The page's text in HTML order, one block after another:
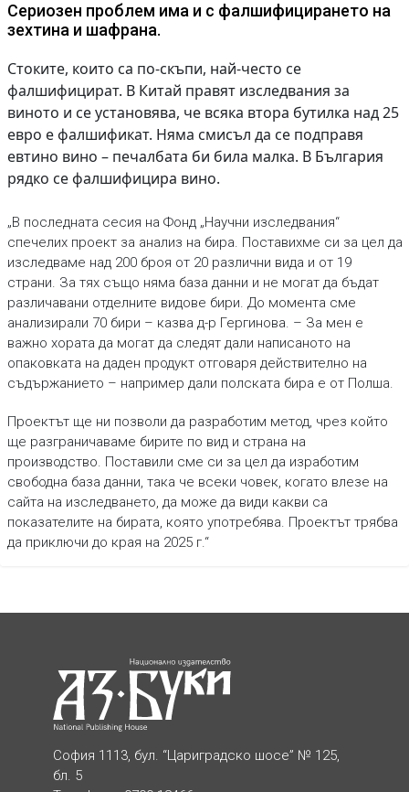
Сериозен проблем има и с фалшифицирането на
зехтина и шафрана.
Стоките, които са по-скъпи, най-често се
фалшифицират. В Китай правят изследвания за
виното и се установява, че всяка втора бутилка над 25
евро е фалшификат. Няма смисъл да се подправя
евтино вино – печалбата би била малка. В България
рядко се фалшифицира вино.
„В последната сесия на Фонд „Научни изследвания“
спечелих проект за анализ на бира. Поставихме си за цел да
изследваме над 200 броя от 20 различни вида и от 19
страни. За тях също няма база данни и не могат да бъдат
различавани отделните видове бири. До момента сме
анализирали 70 бири – казва д-р Гергинова. – За мен е
важно хората да могат да следят дали написаното на
опаковката на даден продукт отговаря действително на
съдържанието – например дали полската бира е от Полша.
Проектът ще ни позволи да разработим метод, чрез който
ще разграничаваме бирите по вид и страна на
производство. Поставили сме си за цел да изработим
свободна база данни, така че всеки човек, когато влезе на
сайта на изследването, да може да види какви са
показателите на бирата, която употребява. Проектът трябва
да приключи до края на 2025 г.“
София 1113, бул. “Цариградско шосе” № 125,
бл. 5